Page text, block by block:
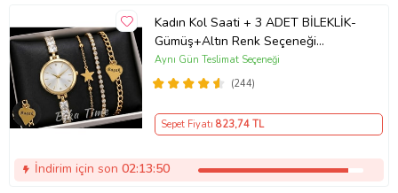
Kadın Kol Saati + 3 ADET BİLEKLİK-
Gümüş+Altın Renk Seçeneği
ayarlanabilir kordon Kadın Kol Saati
BİLEKLİK HEDİYE Altın Renk - Kız
(244)
Aynı Gün Teslimat Seçeneği
Sepet Fiyatı 823,74 TL
İndirim için son 02:13:49